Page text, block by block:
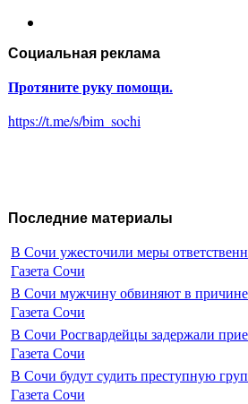
Социальная реклама
Протяните руку помощи.
https://t.me/s/bim_sochi
Последние материалы
В Сочи ужесточили меры
Газета Сочи
В Сочи мужчину обвиняют в
Газета Сочи
В Сочи Росгвардейцы задержали
Газета Сочи
В Сочи будут судить преступную
Газета Сочи